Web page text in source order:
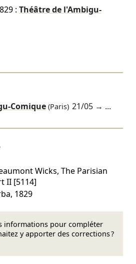
: Théâtre de l'Ambigu-
Comique(Paris) 21/05 → ...
Wicks, The Parisian
II [5114]
1829
informations pour compléter
y apporter des corrections ?